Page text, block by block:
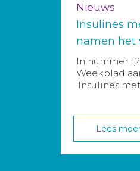
Nieuws
Insulines
namen het
In nummer
Weekblad
'Insulines
Lees